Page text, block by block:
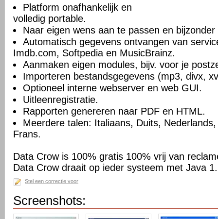
Platform onafhankelijk en
volledig portable.
Naar eigen wens aan te passen en
Automatisch gegevens ontvangen van
Imdb.com, Softpedia en MusicBrainz.
Aanmaken eigen modules, bijv. voor je
Importeren bestandsgegevens (mp3, divx,
Optioneel interne webserver en web GUI.
Uitleenregistratie.
Rapporten genereren naar PDF en HTML.
Meerdere talen: Italiaans, Duits,
Frans.
Data Crow is 100% gratis 100% vrij van
Data Crow draait op ieder systeem met Java
Stel een correctie voor
Screenshots: